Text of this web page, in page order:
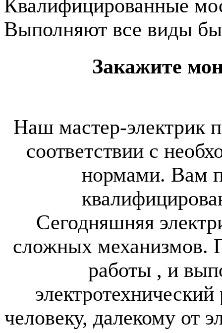
Квалифицированные
Выполняют все виды
Закажите
Наш мастер-электрик
соответствии с
нормами. Вам
Сегодняшняя
сложных механизмов.
работы , и
человеку, далекому от